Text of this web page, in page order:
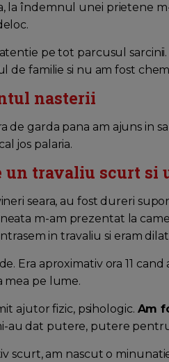
la îndemnul unei prietene
pe tot parcusul
de familie si nu am fost
nasterii
de garda pana am ajuns in
jos palaria.
un travaliu scurt si
seara, au fost dureri
m-am prezentat la
in travaliu si eram
Era aproximativ ora 11
mea pe lume.
ajutor fizic, psihologic. Am
au dat putere, putere
scurt, am nascut o